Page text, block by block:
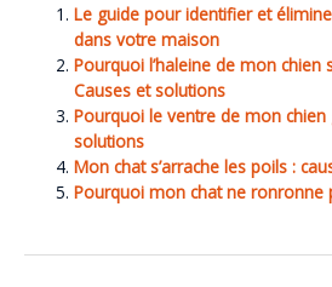
Le guide pour identifier et
dans votre maison
Pourquoi l’haleine de mon chien
Causes et solutions
Pourquoi le ventre de mon chien
solutions
Mon chat s’arrache les poils :
Pourquoi mon chat ne ronronne